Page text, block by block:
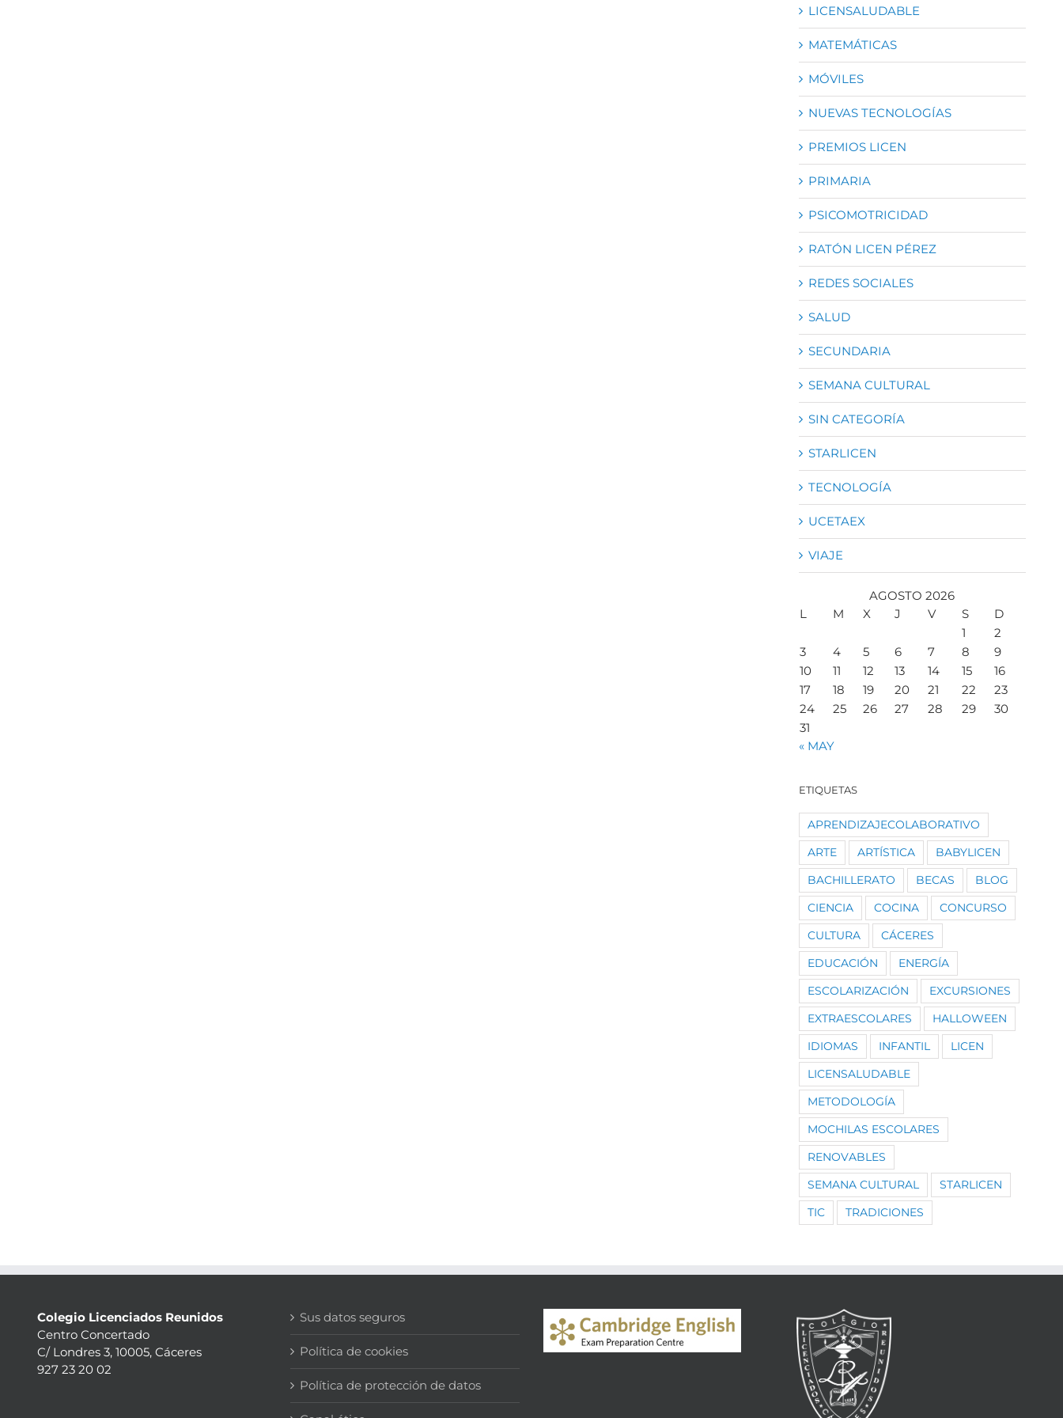
LICENSALUDABLE
MATEMÁTICAS
MÓVILES
NUEVAS TECNOLOGÍAS
PREMIOS LICEN
PRIMARIA
PSICOMOTRICIDAD
RATÓN LICEN PÉREZ
REDES SOCIALES
SALUD
SECUNDARIA
SEMANA CULTURAL
SIN CATEGORÍA
STARLICEN
TECNOLOGÍA
UCETAEX
VIAJE
AGOSTO 2026
L
M X J V S
D
1
2
3
4 5 6 7 8
9
10
11 12 13 14 15
16
17
18 19 20 21 22
23
24
25 26 27 28 29
30
31
« MAY
ETIQUETAS
APRENDIZAJECOLABORATIVO
ARTE ARTÍSTICA BABYLICEN
BACHILLERATO BECAS BLOG
CIENCIA COCINA CONCURSO
CULTURA CÁCERES
EDUCACIÓN ENERGÍA
ESCOLARIZACIÓN EXCURSIONES
EXTRAESCOLARES HALLOWEEN
IDIOMAS INFANTIL LICEN
LICENSALUDABLE
METODOLOGÍA
MOCHILAS ESCOLARES
RENOVABLES
SEMANA CULTURAL STARLICEN
TIC TRADICIONES
Colegio Licenciados Reunidos
Centro Concertado
C/ Londres 3, 10005, Cáceres
927 23 20 02
Sus datos seguros
Política de cookies
Política de protección de datos